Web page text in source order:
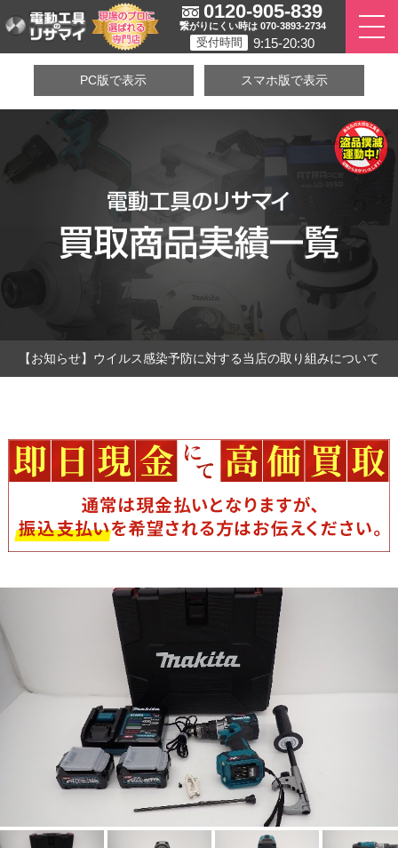
0120-905-839
繋がりにくい時は 070-3893-2734
受付時間 9:15-20:30
PC版で表示 スマホ版で表示
【お知らせ】ウイルス感染予防に対する当店の取り組みについて